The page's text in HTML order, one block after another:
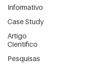
Informativo
Case Study
Artigo
Científico
Pesquisas